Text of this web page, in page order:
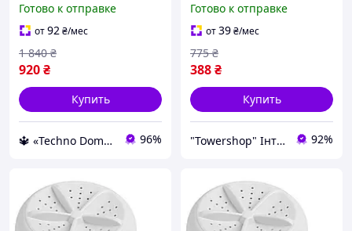
дачи складная
стиральная машина
Готово к отправке
от92₴/мес
920₴
1 840 ₴
Купить
🔱 «Techno Dom» Компетентность! Качество товара! Быстрая отправка! ✅ 96%
мини машинка для
стирки белья usb,
Малогабаритная машина
Готово к отправке
от39₴/мес
388₴
775 ₴
Купить
"Towershop" Інтернет-магазин 92%